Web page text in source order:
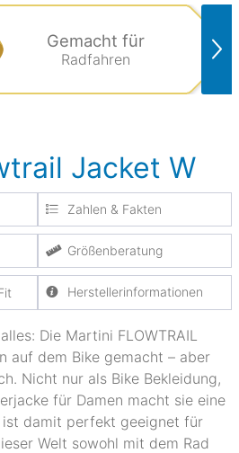
Gemacht für
Radfahren
Jacket W
Zahlen & Fakten
Größenberatung
Herstellerinformationen
Die Martini FLOWTRAIL
auf dem Bike gemacht – aber
Nicht nur als Bike Bekleidung,
für Damen macht sie eine
damit perfekt geeignet für
Welt sowohl mit dem Rad